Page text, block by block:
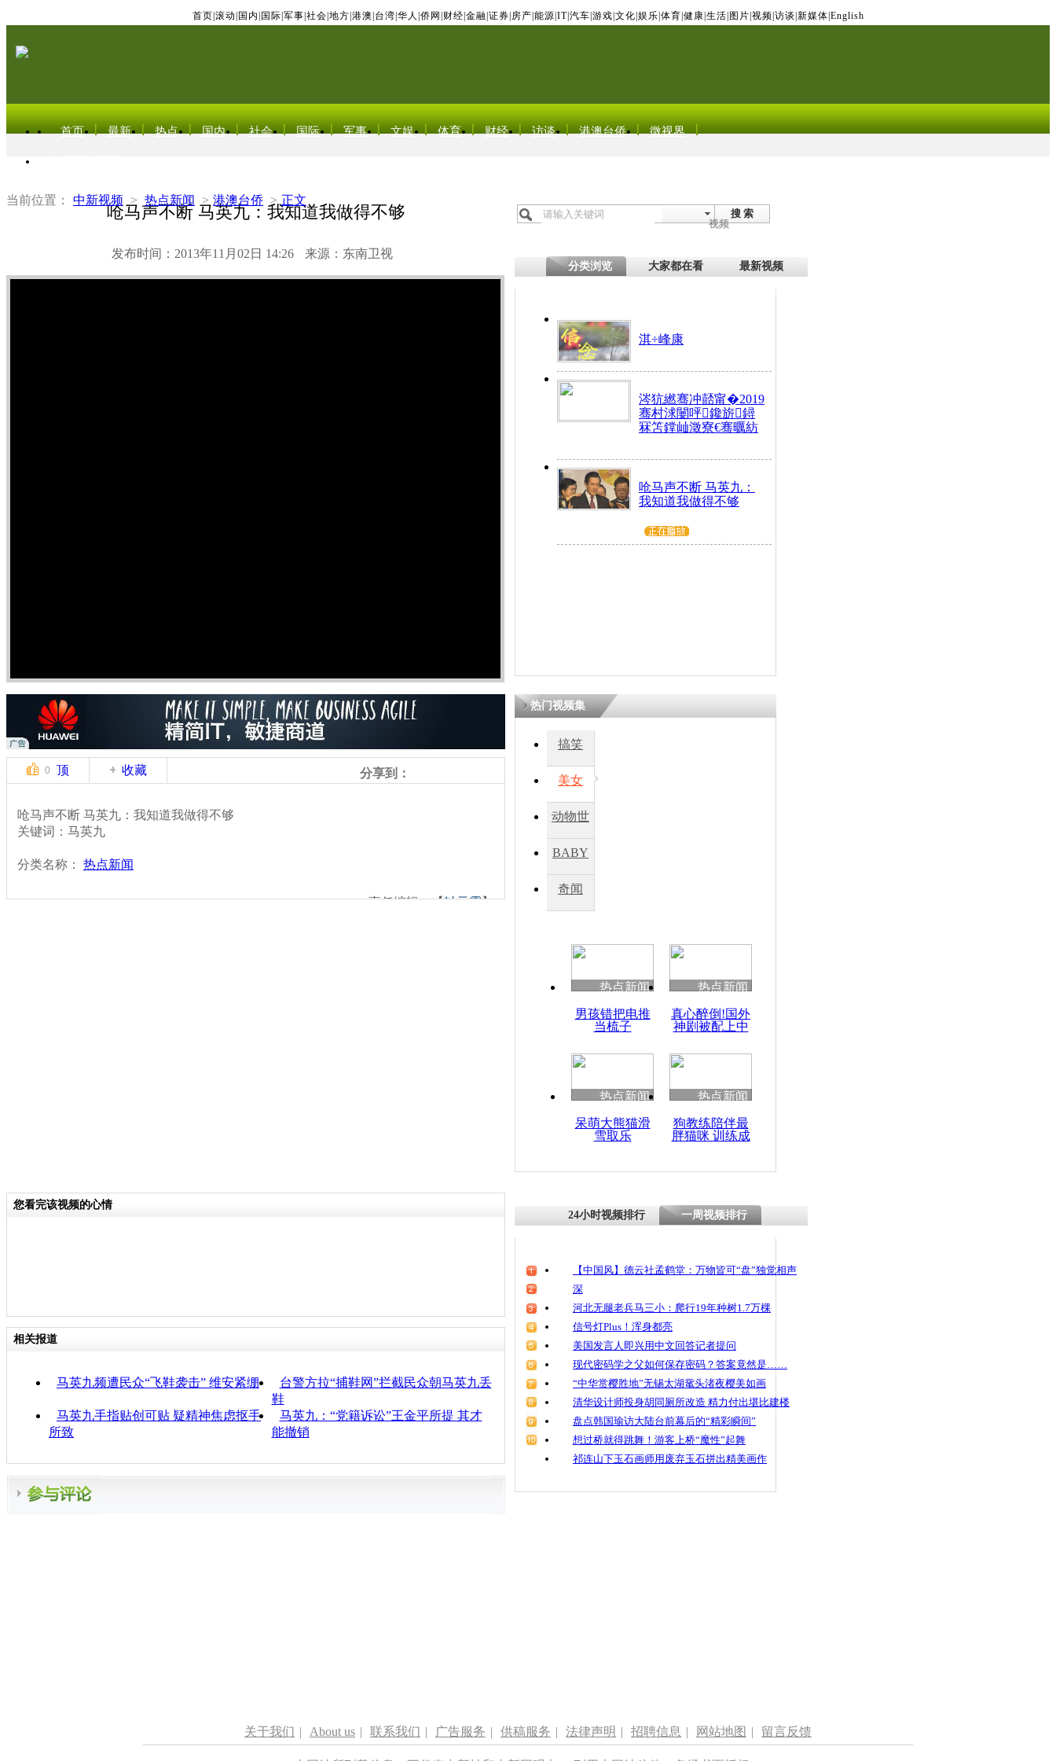
首页 滚动 国内 国际 军事 社会 地方 港澳 台湾 华人 侨网 财经 金融 证券 房产 能源 IT| 汽车 游戏 文化 娱乐 体育 健康 生活 图片 视频 访谈 新媒体 English
首页 最新 热点 国内 社会 国际 军事 文娱 体育 财经 访谈 港澳台侨 微视界
当前位置： 中新视频 > 热点新闻 > 港澳台侨 > 正文
呛马声不断 马英九：我知道我做得不够
发布时间：2013年11月02日 14:26 来源：东南卫视
搜 索
视频
分类浏览 大家都在看 最新视频
淇÷峰康
涔犺繎骞冲嚭甯�2019
骞村浗闄呯鑱旂鐞
冧笘鐣屾澂寮€骞曞紡
呛马声不断 马英九：
我知道我做得不够
0 顶 收藏 分享到：
呛马声不断 马英九：我知道我做得不够
关键词：马英九
分类名称： 热点新闻
责任编辑：【钟元霞】
热门视频集
搞笑
美女
动物世
BABY
秀
奇闻
热点新闻
男孩错把电推
当梳子
热点新闻
真心醉倒!国外
神剧被配上中
热点新闻
呆萌大熊猫滑
雪取乐
热点新闻
狗教练陪伴最
胖猫咪 训练成
您看完该视频的心情
相关报道
马英九频遭民众“飞鞋袭击” 维安紧绷
台警方拉“捕鞋网”拦截民众朝马英九丢
鞋
马英九手指贴创可贴 疑精神焦虑抠手
所致
马英九：“党籍诉讼”王金平所提 其才
能撤销
24小时视频排行 一周视频排行
【中国风】德云社孟鹤堂：万物皆可“盘”独觉相声
深
河北无腿老兵马三小：爬行19年种树1.7万棵
信号灯Plus！浑身都亮
美国发言人即兴用中文回答记者提问
现代密码学之父如何保存密码？答案竟然是……
“中华赏樱胜地”无锡太湖鼋头渚夜樱美如画
清华设计师投身胡同厕所改造 精力付出堪比建楼
盘点韩国瑜访大陆台前幕后的“精彩瞬间”
想过桥就得跳舞！游客上桥“魔性”起舞
祁连山下玉石画师用废弃玉石拼出精美画作
关于我们 | About us | 联系我们 | 广告服务 | 供稿服务 | 法律声明 | 招聘信息 | 网站地图 | 留言反馈